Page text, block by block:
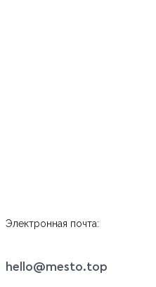
Электронная почта:
hello@mesto.top